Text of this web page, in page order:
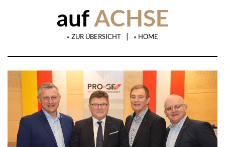
aufACHSE
« ZUR ÜBERSICHT | « HOME